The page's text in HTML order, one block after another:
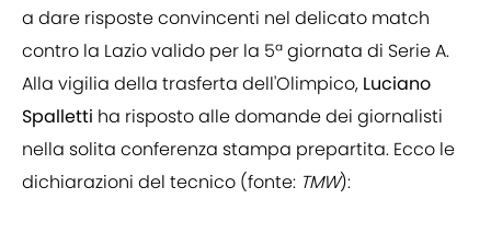
a dare risposte convincenti nel delicato match
contro la Lazio valido per la 5ª giornata di Serie A.
Alla vigilia della trasferta dell'Olimpico, Luciano
Spalletti ha risposto alle domande dei giornalisti
nella solita conferenza stampa prepartita. Ecco le
dichiarazioni del tecnico (fonte: TMW):